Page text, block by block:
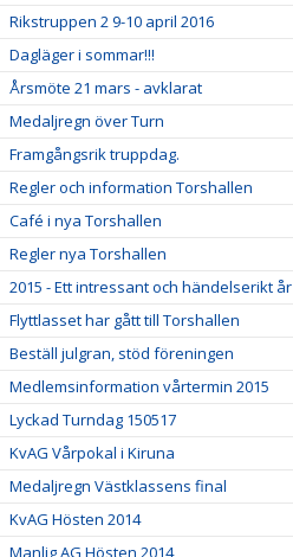
Rikstruppen 2 9-10 april 2016
Dagläger i sommar!!!
Årsmöte 21 mars - avklarat
Medaljregn över Turn
Framgångsrik truppdag.
Regler och information Torshallen
Café i nya Torshallen
Regler nya Torshallen
2015 - Ett intressant och händelserikt år
Flyttlasset har gått till Torshallen
Beställ julgran, stöd föreningen
Medlemsinformation vårtermin 2015
Lyckad Turndag 150517
KvAG Vårpokal i Kiruna
Medaljregn Västklassens final
KvAG Hösten 2014
Manlig AG Hösten 2014